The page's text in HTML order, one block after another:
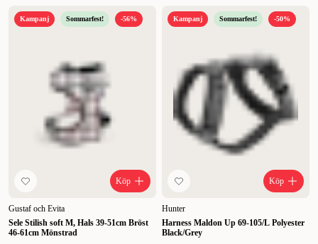
Kampanj Sommarfest! -56%
Köp
Gustaf och Evita
Sele Stilish soft M, Hals 39-51cm Bröst
46-61cm Mönstrad
Kampanj Sommarfest! -50%
Köp
Hunter
Harness Maldon Up 69-105/L Polyester
Black/Grey